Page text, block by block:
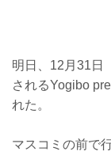
明日、12月31日
されるYogibo
れた。
マスコミの前で